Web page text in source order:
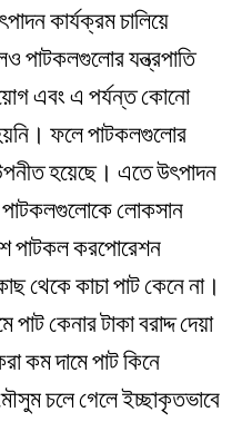
কার্যক্রম চালিয়ে
পাটকলগুলোর যন্ত্রপাতি
এবং এ পর্যন্ত কোনো
হয়নি। ফলে পাটকলগুলোর
হয়েছে। এতে উৎপাদন
পাটকলগুলোকে লোকসান
পাটকল করপোরেশন
থেকে কাচা পাট কেনে না।
কেনার টাকা বরাদ্দ দেয়া
কম দামে পাট কিনে
চলে গেলে ইচ্ছাকৃতভাবে